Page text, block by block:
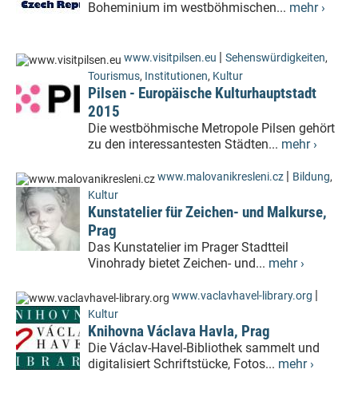
Boheminium im westböhmischen... mehr ›
www.visitpilsen.eu Sehenswürdigkeiten,
Tourismus, Institutionen, Kultur
Pilsen - Europäische Kulturhauptstadt
2015
Die westböhmische Metropole Pilsen gehört
zu den interessantesten Städten... mehr ›
www.malovanikresleni.cz Bildung,
Kultur
Kunstatelier für Zeichen- und Malkurse,
Prag
Das Kunstatelier im Prager Stadtteil
Vinohrady bietet Zeichen- und... mehr ›
www.vaclavhavel-library.org
Kultur
Knihovna Václava Havla, Prag
Die Václav-Havel-Bibliothek sammelt und
digitalisiert Schriftstücke, Fotos... mehr ›